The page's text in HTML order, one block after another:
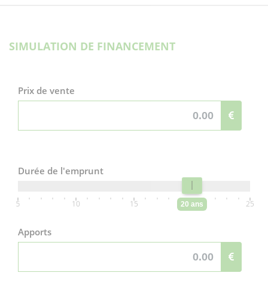
SIMULATION DE FINANCEMENT
Prix de vente
Durée de l'emprunt
20 ans
5 10 15 20 25
Apports